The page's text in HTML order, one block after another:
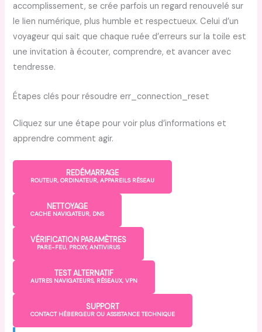
accomplissement, se crée parfois un regard renouvelé sur
le lien numérique, plus humble et respectueux. Celui d’un
voyageur qui sait que chaque ruée d’erreurs sur la toile est
une invitation à écouter, comprendre, et avancer avec
tendresse.
Étapes clés pour résoudre err_connection_reset
Cliquez sur une étape pour voir plus d’informations et
apprendre comment agir.
REDÉMARRAGE
ROUTEUR, ORDINATEUR, APPAREILS RÉSEAU
NETTOYAGE
CACHE NAVIGATEUR, DNS
VÉRIFICATION PARAMÈTRES
PARE-FEU, PROXY, ANTIVIRUS
TEST ALTERNATIF
AUTRES NAVIGATEURS, RÉSEAUX, VPN
SUPPORT
CONTACT HÉBERGEUR OU ASSISTANCE TECHNIQUE